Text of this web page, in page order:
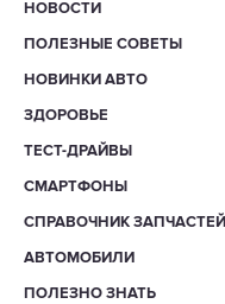
НОВОСТИ
ПОЛЕЗНЫЕ СОВЕТЫ
НОВИНКИ АВТО
ЗДОРОВЬЕ
ТЕСТ-ДРАЙВЫ
СМАРТФОНЫ
СПРАВОЧНИК ЗАПЧАСТЕЙ
АВТОМОБИЛИ
ПОЛЕЗНО ЗНАТЬ